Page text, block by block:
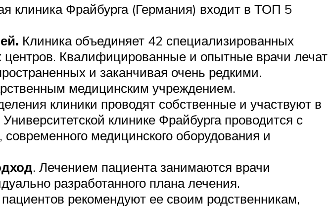
клиника Фрайбурга (Германия) входит в ТОП 5
Клиника объединяет 42 специализированных
Квалифицированные и опытные врачи лечат
и заканчивая очень редкими.
медицинским учреждением.
клиники проводят собственные и участвуют в
клинике Фрайбурга проводится с
медицинского оборудования и
. Лечением пациента занимаются врачи
разработанного плана лечения.
рекомендуют ее своим родственникам,